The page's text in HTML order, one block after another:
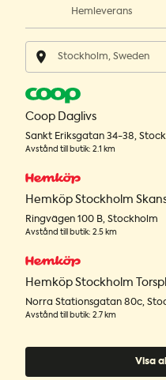
Hemleverans
Coop Daglivs
Sankt Eriksgatan 34-38,
Avstånd till butik: 2.1 km
Hemköp Stockholm
Ringvägen 100 B, Stockholm
Avstånd till butik: 2.5 km
Hemköp Stockholm
Norra Stationsgatan 80c,
Avstånd till butik: 2.7 km
Visa